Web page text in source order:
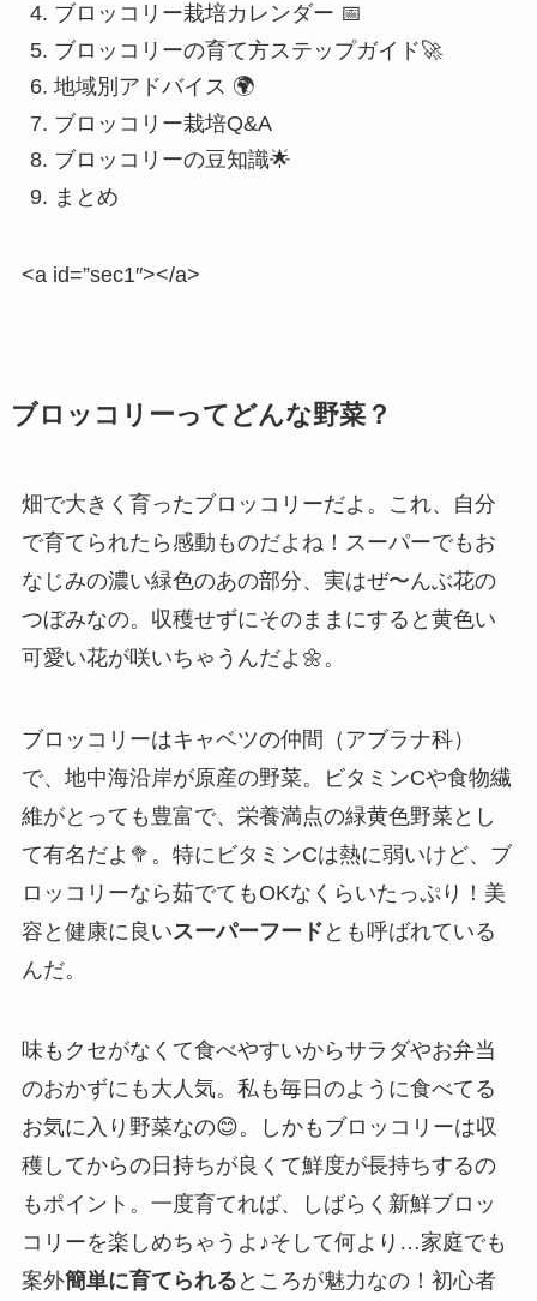
ブロッコリー栽培カレンダー 📅
ブロッコリーの育て方ステップガイド🚀
地域別アドバイス 🌍
ブロッコリー栽培Q&A
ブロッコリーの豆知識🌟
まとめ
<a id=”sec1″></a>
ブロッコリーってどんな野菜？
畑で大きく育ったブロッコリーだよ。これ、自分
で育てられたら感動ものだよね！スーパーでもお
なじみの濃い緑色のあの部分、実はぜ〜んぶ花の
つぼみなの。収穫せずにそのままにすると黄色い
可愛い花が咲いちゃうんだよ🌼。
ブロッコリーはキャベツの仲間（アブラナ科）
で、地中海沿岸が原産の野菜。ビタミンCや食物繊
維がとっても豊富で、栄養満点の緑黄色野菜とし
て有名だよ🥦。特にビタミンCは熱に弱いけど、ブ
ロッコリーなら茹でてもOKなくらいたっぷり！美
容と健康に良いスーパーフード とも呼ばれている
んだ。
味もクセがなくて食べやすいからサラダやお弁当
のおかずにも大人気。私も毎日のように食べてる
お気に入り野菜なの😊。しかもブロッコリーは収
穫してからの日持ちが良くて鮮度が長持ちするの
もポイント。一度育てれば、しばらく新鮮ブロッ
コリーを楽しめちゃうよ♪そして何より…家庭でも
案外簡単に育てられる ところが魅力なの！初心者